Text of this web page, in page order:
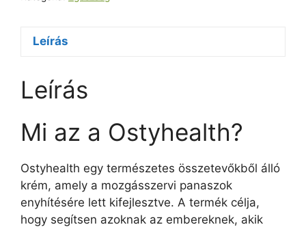
Leírás
Leírás
Mi az a Ostyhealth?
Ostyhealth egy természetes összetevőkből álló
krém, amely a mozgásszervi panaszok
enyhítésére lett kifejlesztve. A termék célja,
hogy segítsen azoknak az embereknek, akik